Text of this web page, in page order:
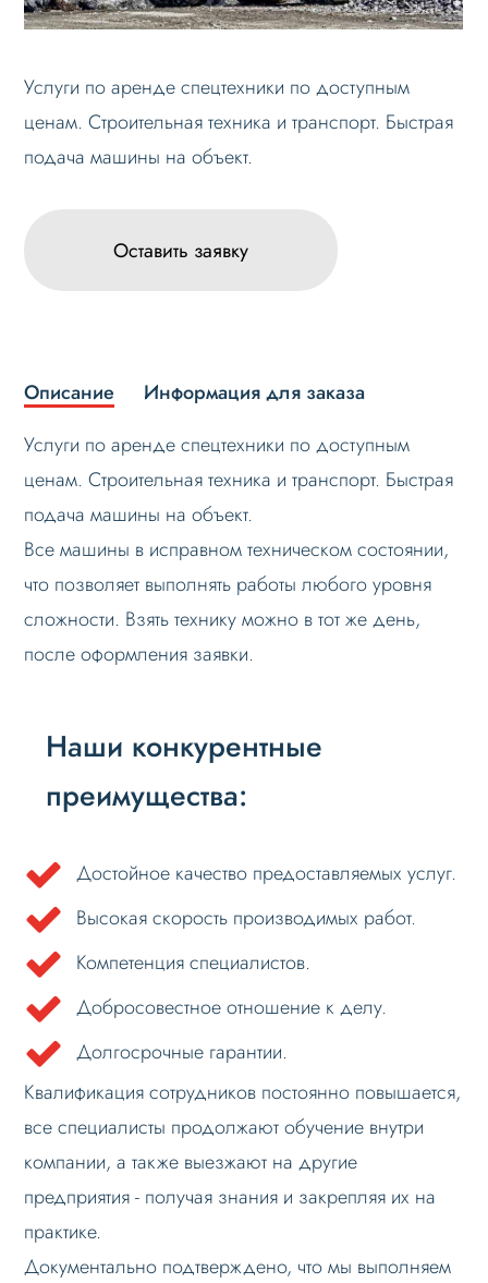
Услуги по аренде спецтехники по доступным
ценам. Строительная техника и транспорт. Быстрая
подача машины на объект.
Оставить заявку
Описание
Информация для заказа
Услуги по аренде спецтехники по доступным
ценам. Строительная техника и транспорт. Быстрая
подача машины на объект.
Все машины в исправном техническом состоянии,
что позволяет выполнять работы любого уровня
сложности. Взять технику можно в тот же день,
после оформления заявки.
Наши конкурентные
преимущества:
Достойное качество предоставляемых услуг.
Высокая скорость производимых работ.
Компетенция специалистов.
Добросовестное отношение к делу.
Долгосрочные гарантии.
Квалификация сотрудников постоянно повышается,
все специалисты продолжают обучение внутри
компании, а также выезжают на другие
предприятия - получая знания и закрепляя их на
практике.
Документально подтверждено, что мы выполняем